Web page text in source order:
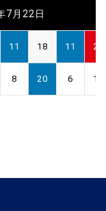
7月22日
11 18 11 2
8 20 6 1